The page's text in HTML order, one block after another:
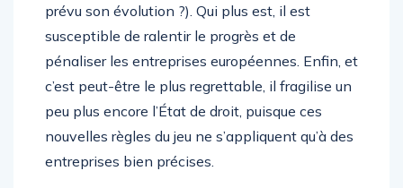
prévu son évolution ?). Qui plus est, il est
susceptible de ralentir le progrès et de
pénaliser les entreprises européennes. Enfin, et
c’est peut-être le plus regrettable, il fragilise un
peu plus encore l’État de droit, puisque ces
nouvelles règles du jeu ne s’appliquent qu’à des
entreprises bien précises.